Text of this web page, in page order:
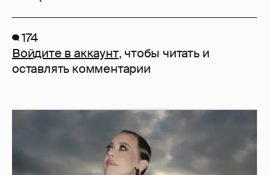
174
Войдите в аккаунт, чтобы читать и
оставлять комментарии